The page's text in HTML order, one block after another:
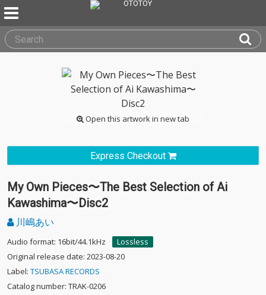
Open this artwork in new tab
Express Checkout
My Own Pieces〜The Best Selection of Ai
Kawashima〜Disc2
川嶋あい
Audio format: 16bit/44.1kHz
Lossless
Original release date: 2023-08-20
Label: TSUBASA RECORDS
Catalog number: TRAK-0206